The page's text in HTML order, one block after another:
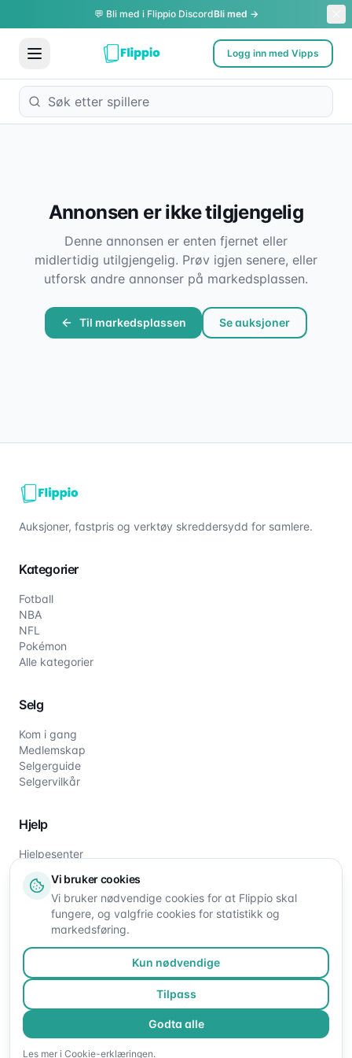
💬 Bli med i Flippio DiscordBli med →
Logg inn med Vipps
Annonsen er ikke tilgjengelig
Denne annonsen er enten fjernet eller
midlertidig utilgjengelig. Prøv igjen senere, eller
utforsk andre annonser på markedsplassen.
Til markedsplassen Se auksjoner
Auksjoner, fastpris og verktøy skreddersydd for samlere.
Kategorier
Fotball
NBA
NFL
Pokémon
Alle kategorier
Selg
Kom i gang
Medlemskap
Selgerguide
Selgervilkår
Hjelp
Hjelpesenter
Om oss
Kontakt oss
©2026Flippio. Alle rettigheter reservert.
Vi bruker cookies
Vi bruker nødvendige cookies for at Flippio skal
fungere, og valgfrie cookies for statistikk og
markedsføring.
Kun nødvendige
Tilpass
Godta alle
Les mer i Cookie-erklæringen.